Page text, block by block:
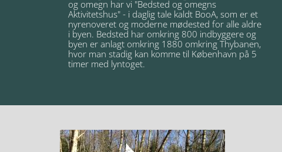
og omegn har vi "Bedsted og omegns
Aktivitetshus" - i daglig tale kaldt BooA, som er et
nyrenoveret og moderne mødested for alle aldre
i byen. Bedsted har omkring 800 indbyggere og
byen er anlagt omkring 1880 omkring Thybanen,
hvor man stadig kan komme til København på 5
timer med lyntoget.